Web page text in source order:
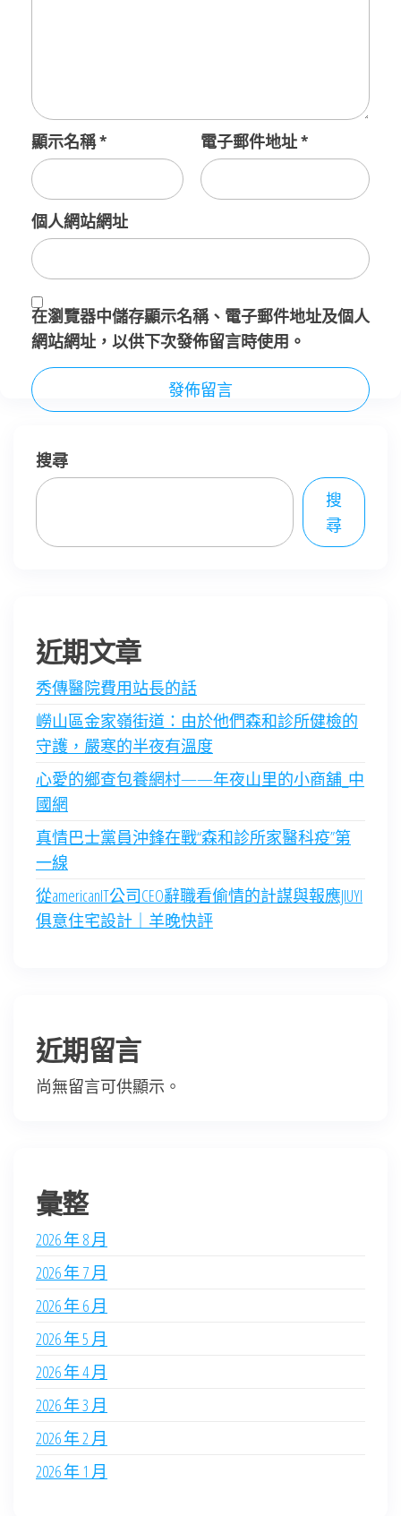
顯示名稱* 電子郵件地址*
個人網站網址
在瀏覽器中儲存顯示名稱、電子郵件地址及個人
網站網址，以供下次發佈留言時使用。
搜尋
搜
尋
近期文章
秀傳醫院費用站長的話
嶗山區金家嶺街道：由於他們森和診所健檢的
守護，嚴寒的半夜有溫度
心愛的鄉查包養網村——年夜山里的小商舖_中
國網
真情巴士黨員沖鋒在戰“森和診所家醫科疫”第
一線
從americanIT公司CEO辭職看偷情的計謀與報應JIUYI
俱意住宅設計｜羊晚快評
近期留言
尚無留言可供顯示。
彙整
2026 年 8 月
2026 年 7 月
2026 年 6 月
2026 年 5 月
2026 年 4 月
2026 年 3 月
2026 年 2 月
2026 年 1 月